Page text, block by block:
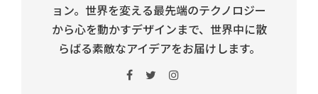
ョン。世界を変える最先端のテクノロジー
から心を動かすデザインまで、世界中に散
らばる素敵なアイデアをお届けします。